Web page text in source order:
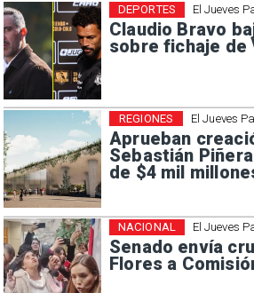
El Jueves
Claudio Bravo
sobre fichaje de
DEPORTES
El Jueves
Aprueban
Sebastián
de $4 mil
REGIONES
El Jueves
Senado envía
Flores a
NACIONAL